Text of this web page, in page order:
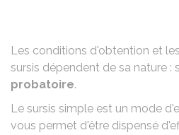
Les conditions d'obtention et
sursis dépendent de sa nature :
probatoire.
Le sursis simple est un mode
vous permet d'être dispensé